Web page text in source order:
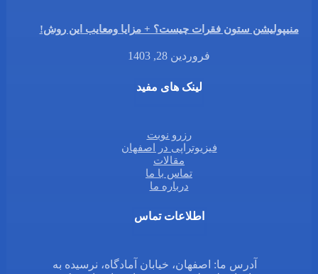
منیپولیشن ستون فقرات چیست؟ + مزایا ومعایب این روش!
فروردین 28, 1403
لینک های مفید
رزرو نوبت
فیزیوتراپی در اصفهان
مقالات
تماس با ما
درباره ما
اطلاعات تماس
آدرس ما: اصفهان، خیابان آمادگاه، نرسیده به